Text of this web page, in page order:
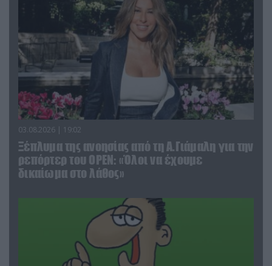
03.08.2026 | 19:02
Ξέπλυμα της ανοησίας από τη Α.Γιάμαλη για την
ρεπόρτερ του ΟΡΕΝ: «Όλοι να έχουμε
δικαίωμα στο λάθος»